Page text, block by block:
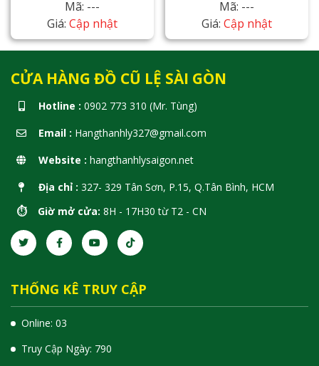
Mã: ---
Giá: Cập nhật
Mã: ---
Giá: Cập nhật
CỬA HÀNG ĐỒ CŨ LỆ SÀI GÒN
Hotline : 0902 773 310 (Mr. Tùng)
Email : Hangthanhly327@gmail.com
Website : hangthanhlysaigon.net
Địa chỉ : 327- 329 Tân Sơn, P.15, Q.Tân Bình, HCM
⏱️ Giờ mở cửa: 8H - 17H30 từ T2 - CN
THỐNG KÊ TRUY CẬP
Online: 03
Truy Cập Ngày: 790